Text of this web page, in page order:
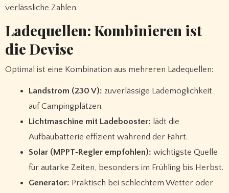
verlässliche Zahlen.
Ladequellen: Kombinieren ist
die Devise
Optimal ist eine Kombination aus mehreren Ladequellen:
Landstrom (230 V): zuverlässige Lademöglichkeit
auf Campingplätzen.
Lichtmaschine mit Ladebooster: lädt die
Aufbaubatterie effizient während der Fahrt.
Solar (MPPT‑Regler empfohlen): wichtigste Quelle
für autarke Zeiten, besonders im Frühling bis Herbst.
Generator: Praktisch bei schlechtem Wetter oder